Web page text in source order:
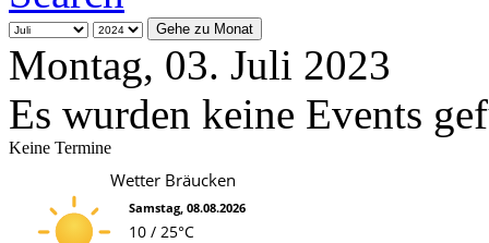
Gehe zu Monat
Montag, 03. Juli 2023
Es wurden keine Events
Keine Termine
Wetter Bräucken
Samstag, 08.08.2026
10 / 25°C